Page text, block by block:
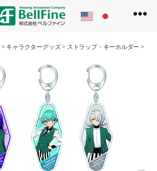
フ
ン
> キャラクターグッズ> ストラップ・キーホルダー >